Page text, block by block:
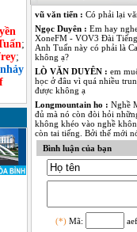
;
;
vũ văn tiến : Có phải lại
Ngọc Duyên : Em hay
XoneFM - VOV3 Đài
Anh Tuấn này có phải là
không ạ?
LÒ VĂN DUYÊN : em
học ở đâu vì quá nhiều
được không ạ
Longmountain ho : Nghề
đủ mà nó còn đòi hỏi
không khéo vào nghề
còn tai tiếng. Bởi thế mới
cũng được.
Anh Kim :Em muốn có
của Đài PT-TH Long An.
chương trình từ thời sự
Ngô Thu Thủy :Mỗi người
Mỗi người đã thể hiện rất
các anh chị thành công và
Bình luận của bạn
(*)Mã: